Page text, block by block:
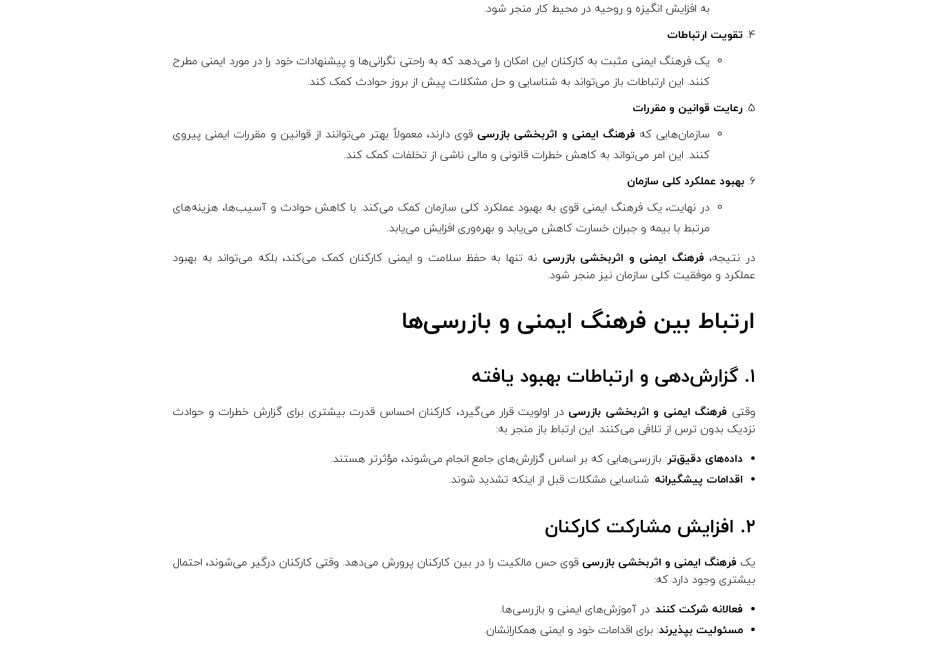
به افزایش انگیزه و روحیه در محیط کار منجر شود.
تقویت ارتباطات
یک فرهنگ ایمنی مثبت به کارکنان این امکان را می‌دهد که به راحتی نگرانی‌ها و پیشنهادات خود را در مورد ایمنی مطرح
کنند. این ارتباطات باز می‌تواند به شناسایی و حل مشکلات پیش از بروز حوادث کمک کند.
رعایت قوانین و مقررات
سازمان‌هایی که فرهنگ ایمنی و اثربخشی بازرسی قوی دارند، معمولاً بهتر می‌توانند از قوانین و مقررات ایمنی پیروی
کنند. این امر می‌تواند به کاهش خطرات قانونی و مالی ناشی از تخلفات کمک کند.
بهبود عملکرد کلی سازمان
در نهایت، یک فرهنگ ایمنی قوی به بهبود عملکرد کلی سازمان کمک می‌کند. با کاهش حوادث و آسیب‌ها، هزینه‌های
مرتبط با بیمه و جبران خسارت کاهش می‌یابد و بهره‌وری افزایش می‌یابد.
در نتیجه، فرهنگ ایمنی و اثربخشی بازرسی نه تنها به حفظ سلامت و ایمنی کارکنان کمک می‌کند، بلکه می‌تواند به بهبود
عملکرد و موفقیت کلی سازمان نیز منجر شود.
ارتباط بین فرهنگ ایمنی و بازرسی‌ها
۱. گزارش‌دهی و ارتباطات بهبود یافته
وقتی فرهنگ ایمنی و اثربخشی بازرسی در اولویت قرار می‌گیرد، کارکنان احساس قدرت بیشتری برای گزارش خطرات و حوادث
نزدیک بدون ترس از تلافی می‌کنند. این ارتباط باز منجر به:
داده‌های دقیق‌تر: بازرسی‌هایی که بر اساس گزارش‌های جامع انجام می‌شوند، مؤثرتر هستند.
اقدامات پیشگیرانه: شناسایی مشکلات قبل از اینکه تشدید شوند.
۲. افزایش مشارکت کارکنان
یک فرهنگ ایمنی و اثربخشی بازرسی قوی حس مالکیت را در بین کارکنان پرورش می‌دهد. وقتی کارکنان درگیر می‌شوند، احتمال
بیشتری وجود دارد که:
فعالانه شرکت کنند: در آموزش‌های ایمنی و بازرسی‌ها.
مسئولیت بپذیرند: برای اقدامات خود و ایمنی همکارانشان.